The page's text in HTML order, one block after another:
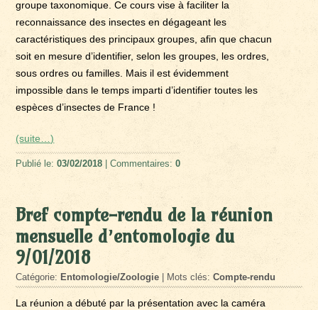
groupe taxonomique. Ce cours vise à faciliter la
reconnaissance des insectes en dégageant les
caractéristiques des principaux groupes, afin que chacun
soit en mesure d’identifier, selon les groupes, les ordres,
sous ordres ou familles. Mais il est évidemment
impossible dans le temps imparti d’identifier toutes les
espèces d’insectes de France !
(suite…)
Publié le:03/02/2018 | Commentaires:0
Bref compte-rendu de la réunion
mensuelle d’entomologie du
9/01/2018
Catégorie: Entomologie/Zoologie | Mots clés:Compte-rendu
La réunion a débuté par la présentation avec la caméra